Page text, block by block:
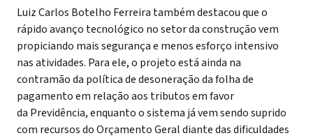
Luiz Carlos Botelho Ferreira também destacou que o
rápido avanço tecnológico no setor da construção vem
propiciando mais segurança e menos esforço intensivo
nas atividades. Para ele, o projeto está ainda na
contramão da política de desoneração da folha de
pagamento em relação aos tributos em favor
da Previdência, enquanto o sistema já vem sendo suprido
com recursos do Orçamento Geral diante das dificuldades